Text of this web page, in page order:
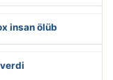
insan ölüb